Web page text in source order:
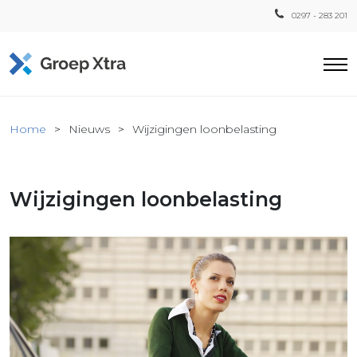
0297 - 283 201
Xtra
Home Nieuws Wijzigingen loonbelasting
Wijzigingen loonbelasting